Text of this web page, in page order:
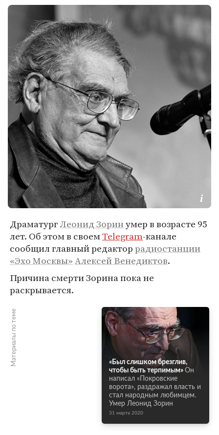
ДраматургЛеонид Зоринумер в возрасте 95
лет. Об этом в своемTelegram-канале
сообщил главный редакторрадиостанции
«Эхо Москвы»Алексей Венедиктов.
Причина смерти Зорина пока не
раскрывается.
Материалы по теме
«Был слишком брезглив,
чтобы быть терпимым» Он
написал «Покровские
ворота», раздражал власть и
стал народным любимцем.
Умер Леонид Зорин
31 марта 2020